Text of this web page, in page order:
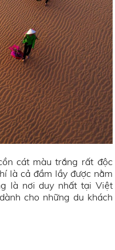
cát màu trắng rất độc
là cả đầm lầy được nằm
là nơi duy nhất tại Việt
cho những du khách